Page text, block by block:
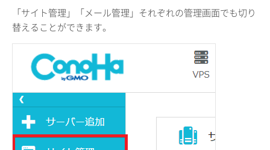
「サイト管理」「メール管理」それぞれの管理画面でも切り
替えることができます。